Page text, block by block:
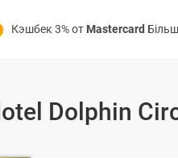
Кэшбек 3% от Mastercard